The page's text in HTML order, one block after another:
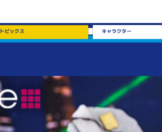
トピックス キャラクター